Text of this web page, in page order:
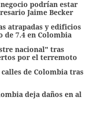
podrían estar
Jaime Becker
atrapadas y edificios
7.4 en Colombia
nacional" tras
por el terremoto
de Colombia tras
deja daños en al